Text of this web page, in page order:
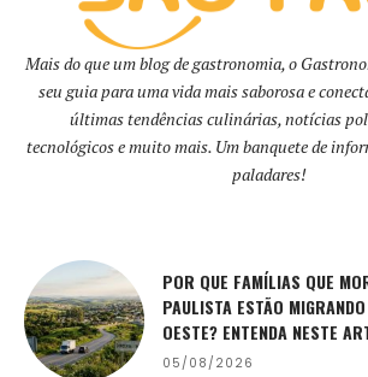
Mais do que um blog de gastronomia, o
seu guia para uma vida mais saborosa e
últimas tendências culinárias, notícias
tecnológicos e muito mais. Um banquete de
paladares!
POR QUE FAMÍLIAS QUE
PAULISTA ESTÃO
OESTE? ENTENDA NESTE
05/08/2026